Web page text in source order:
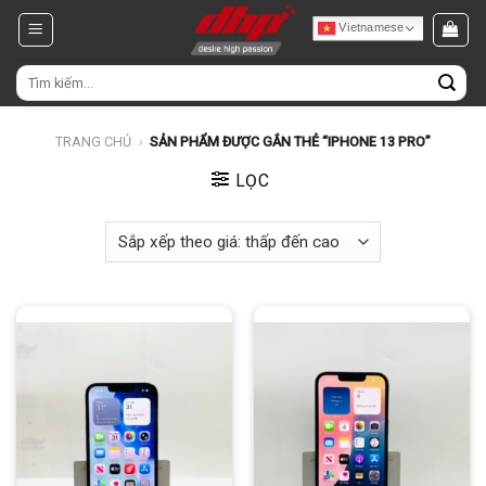
Chuyển
đến
nội
dung
Tìm
kiếm:
TRANG CHỦ › SẢN PHẨM ĐƯỢC GẮN THẺ “IPHONE 13 PRO”
LỌC
Vietnamese